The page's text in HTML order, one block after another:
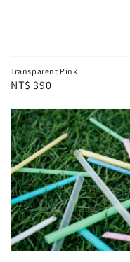
Transparent Pink
Regular
NT$ 390